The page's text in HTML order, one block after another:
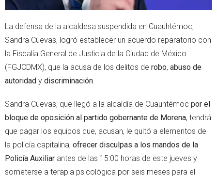
La defensa de la alcaldesa suspendida en Cuauhtémoc,
Sandra Cuevas, logró establecer un acuerdo reparatorio con
la Fiscalía General de Justicia de la Ciudad de México
(FGJCDMX), que la acusa de los delitos de robo, abuso de
autoridad y discriminación
Sandra Cuevas, que llegó a la alcaldía de Cuauhtémoc por el
bloque de oposición al partido gobernante de Morena, tendrá
que pagar los equipos que, acusan, le quitó a elementos de
la policía capitalina, ofrecer disculpas a los mandos de la
Policía Auxiliar antes de las 15:00 horas de este jueves y
someterse a terapia psicológica por seis meses para el